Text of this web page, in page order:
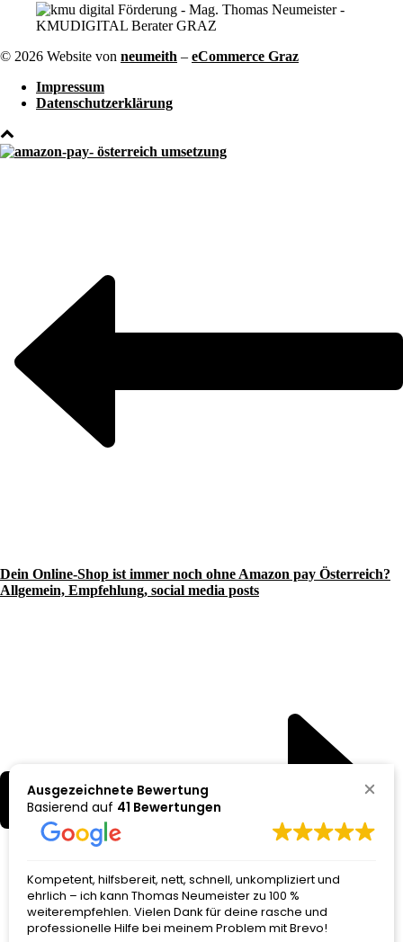
© 2026 Website von neumeith – eCommerce Graz
Impressum
Datenschutzerklärung
Dein Online-Shop ist immer noch ohne Amazon pay Österreich?
Allgemein, Empfehlung, social media posts
Ausgezeichnete Bewertung
Basierend auf 41 Bewertungen
hilfsbereit, nett, schnell, unkompliziert und
– ich kann Thomas Neumeister zu 100 %
Vielen Dank für deine rasche und
Hilfe bei meinem Problem mit Brevo!